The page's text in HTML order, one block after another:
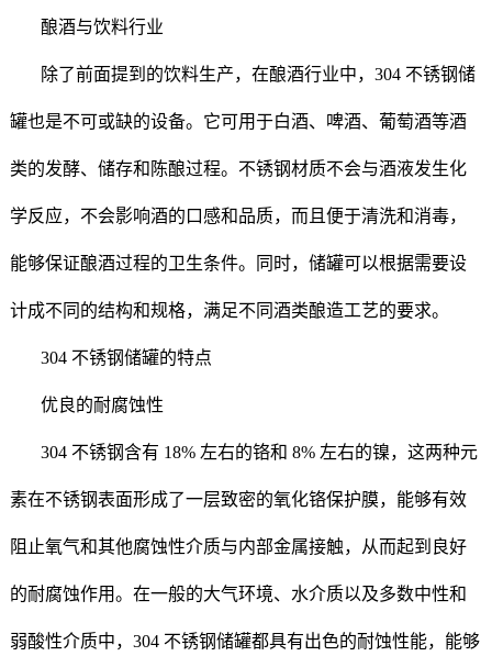
酿酒与饮料行业
除了前面提到的饮料生产，在酿酒行业中，304 不锈钢储
罐也是不可或缺的设备。它可用于白酒、啤酒、葡萄酒等酒
类的发酵、储存和陈酿过程。不锈钢材质不会与酒液发生化
学反应，不会影响酒的口感和品质，而且便于清洗和消毒，
能够保证酿酒过程的卫生条件。同时，储罐可以根据需要设
计成不同的结构和规格，满足不同酒类酿造工艺的要求。
304 不锈钢储罐的特点
优良的耐腐蚀性
304 不锈钢含有 18% 左右的铬和 8% 左右的镍，这两种元
素在不锈钢表面形成了一层致密的氧化铬保护膜，能够有效
阻止氧气和其他腐蚀性介质与内部金属接触，从而起到良好
的耐腐蚀作用。在一般的大气环境、水介质以及多数中性和
弱酸性介质中，304 不锈钢储罐都具有出色的耐蚀性能，能够